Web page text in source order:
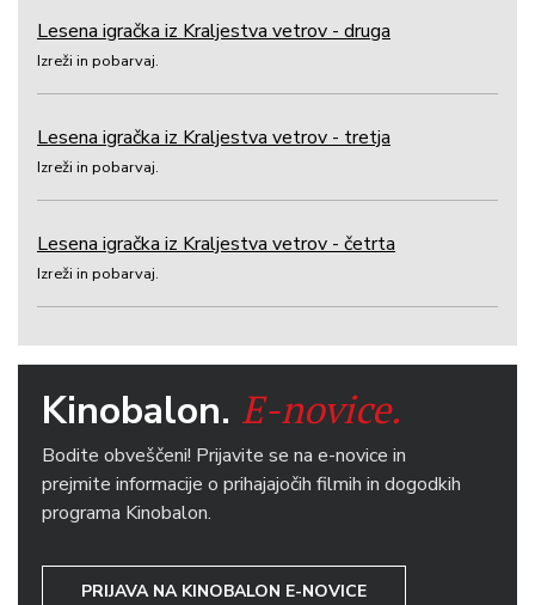
Lesena igračka iz Kraljestva vetrov - druga
Izreži in pobarvaj.
Lesena igračka iz Kraljestva vetrov - tretja
Izreži in pobarvaj.
Lesena igračka iz Kraljestva vetrov - četrta
Izreži in pobarvaj.
Kinobalon. E-novice.
Bodite obveščeni! Prijavite se na e-novice in
prejmite informacije o prihajajočih filmih in dogodkih
programa Kinobalon.
PRIJAVA NA KINOBALON E-NOVICE